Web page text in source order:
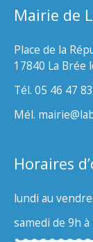
Mairie de
Place de la
17840 La Brée
Tél. 05 46 47
Mél.
Horaires
lundi au
samedi de 9h